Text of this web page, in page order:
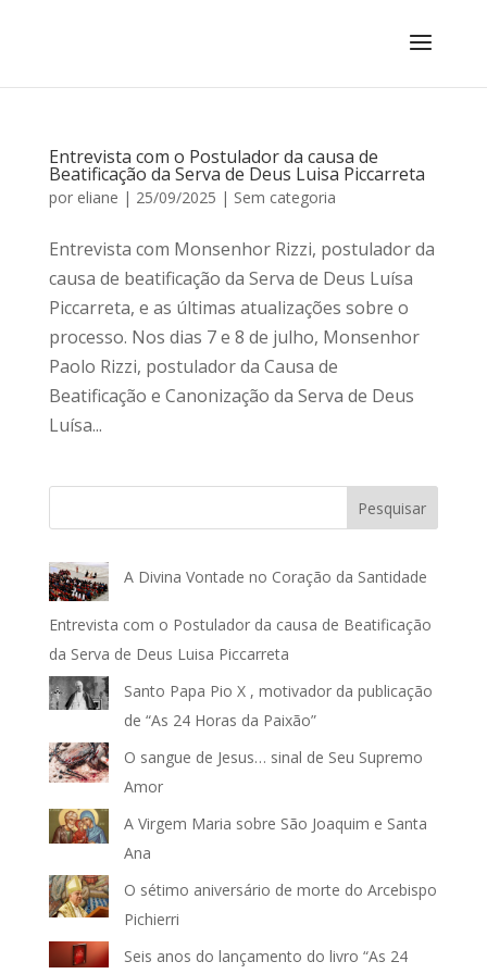
Entrevista com o Postulador da causa de
Beatificação da Serva de Deus Luisa Piccarreta
por eliane | 25/09/2025 | Sem categoria
Entrevista com Monsenhor Rizzi, postulador da
causa de beatificação da Serva de Deus Luísa
Piccarreta, e as últimas atualizações sobre o
processo. Nos dias 7 e 8 de julho, Monsenhor
Paolo Rizzi, postulador da Causa de
Beatificação e Canonização da Serva de Deus
Luísa...
Pesquisar
A Divina Vontade no Coração da Santidade
Entrevista com o Postulador da causa de Beatificação
da Serva de Deus Luisa Piccarreta
Santo Papa Pio X , motivador da publicação
de “As 24 Horas da Paixão”
O sangue de Jesus… sinal de Seu Supremo
Amor
A Virgem Maria sobre São Joaquim e Santa
Ana
O sétimo aniversário de morte do Arcebispo
Pichierri
Seis anos do lançamento do livro “As 24